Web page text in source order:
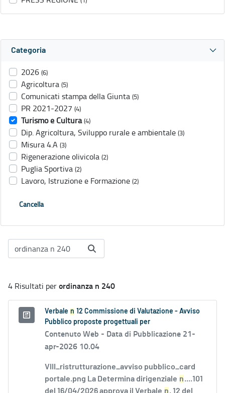
Categoria
2026 (6)
Agricoltura (5)
Comunicati stampa della Giunta (5)
PR 2021-2027 (4)
Turismo e Cultura (4)
Dip. Agricoltura, Sviluppo rurale e ambientale (3)
Misura 4.A (3)
Rigenerazione olivicola (2)
Puglia Sportiva (2)
Lavoro, Istruzione e Formazione (2)
Cancella
4 Risultati perordinanza n 240
Verbale n 12 Commissione di Valutazione - Avviso
Pubblico proposte progettuali per
Contenuto Web - Data di Pubblicazione 21-
apr-2026 10.04
VIII_ristrutturazione_avviso pubblico_card
portale.png La Determina dirigenziale n....101
del 16/04/2026 approva il Verbale n. 12 del